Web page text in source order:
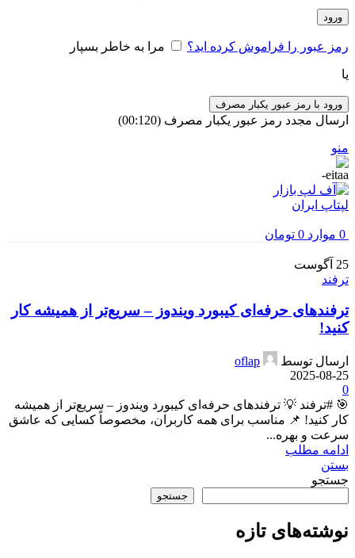
ورود
رمز عبور را فراموش کرده اید؟ مرا به خاطر بسپار
یا
ورود با رمز عبور یکبار مصرف
ارسال مجدد رمز عبور یکبار مصرف (00:
120
)
منو
0 موارد 0 تومان
25 آگوست
ترفند
ترفندهای حرفه‌ای کیبورد ویندوز – سریع‌تر از همیشه کار
کنید!
ارسال توسط
oflap
2025-08-25
0
🎯 #ترفند 💡 ترفندهای حرفه‌ای کیبورد ویندوز – سریع‌تر از همیشه
کار کنید! 📌 مناسب برای همه کاربران، مخصوصاً کسایی که عاشق
سرعت و بهره‌...
ادامه مطلب
بستن
جستجو
جستجو
نوشته‌های تازه